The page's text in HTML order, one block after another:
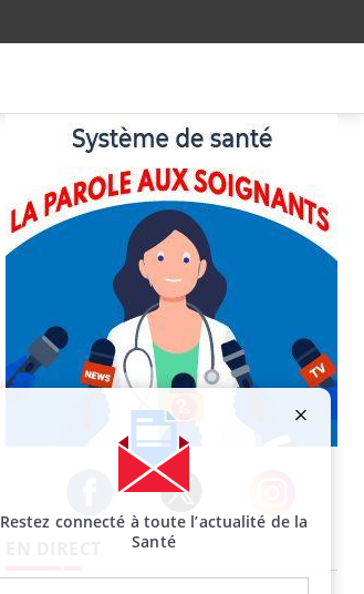
Facebook Twitter Instagram
Restez connecté à toute l’actualité de la
Santé